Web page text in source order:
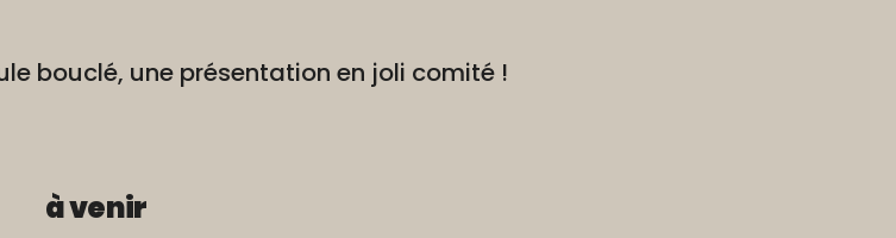
bouclé, une présentation en joli comité !
à venir